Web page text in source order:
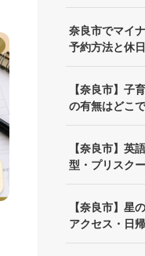
奈良市でマイ
予約方法と休
【奈良市】子
の有無はどこ
【奈良市】英
型・プリスク
【奈良市】星
アクセス・日